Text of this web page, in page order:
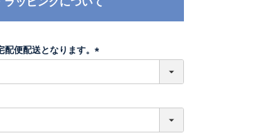
便配送となります。
)